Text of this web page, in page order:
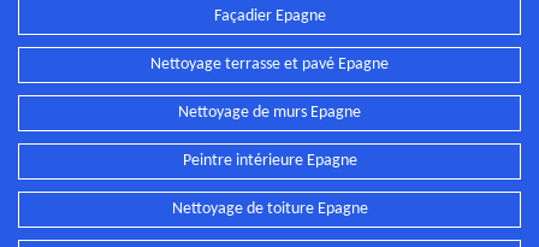
Façadier Epagne
Nettoyage terrasse et pavé Epagne
Nettoyage de murs Epagne
Peintre intérieure Epagne
Nettoyage de toiture Epagne